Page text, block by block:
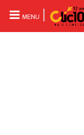
MENU